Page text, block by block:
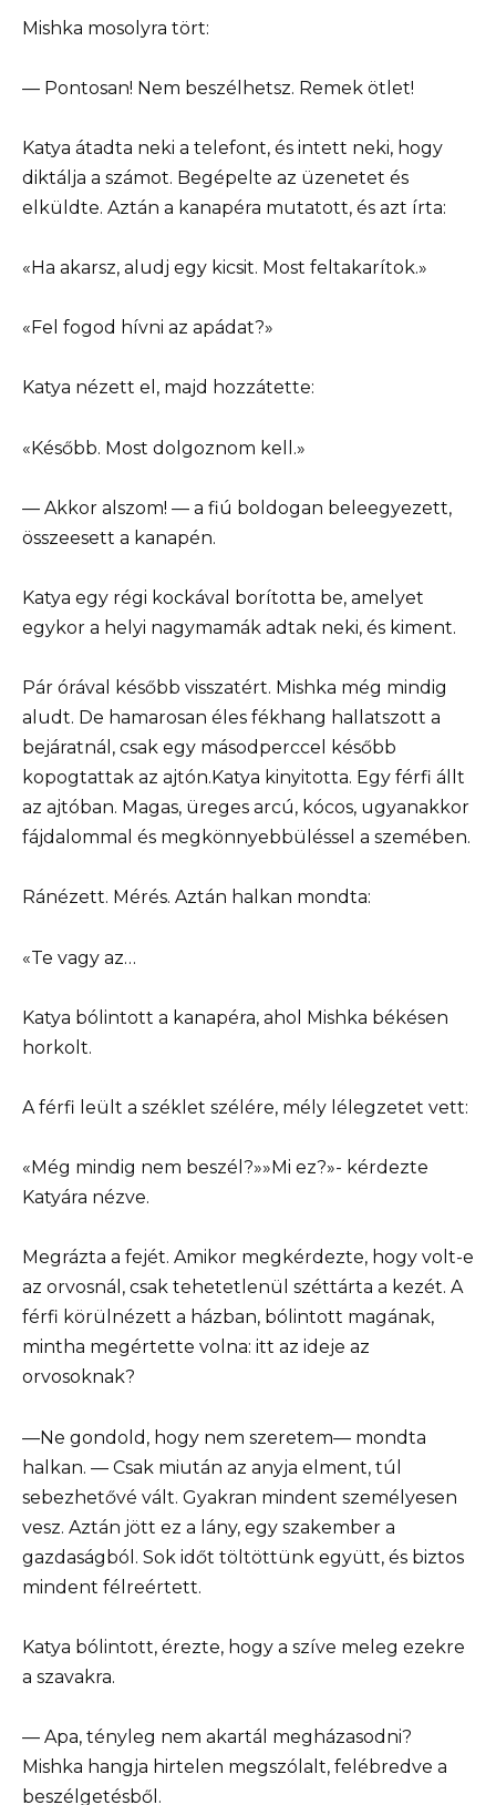
Mishka mosolyra tört:
— Pontosan! Nem beszélhetsz. Remek ötlet!
Katya átadta neki a telefont, és intett neki, hogy
diktálja a számot. Begépelte az üzenetet és
elküldte. Aztán a kanapéra mutatott, és azt írta:
«Ha akarsz, aludj egy kicsit. Most feltakarítok.»
«Fel fogod hívni az apádat?»
Katya nézett el, majd hozzátette:
«Később. Most dolgoznom kell.»
— Akkor alszom! — a fiú boldogan beleegyezett,
összeesett a kanapén.
Katya egy régi kockával borította be, amelyet
egykor a helyi nagymamák adtak neki, és kiment.
Pár órával később visszatért. Mishka még mindig
aludt. De hamarosan éles fékhang hallatszott a
bejáratnál, csak egy másodperccel később
kopogtattak az ajtón.Katya kinyitotta. Egy férfi állt
az ajtóban. Magas, üreges arcú, kócos, ugyanakkor
fájdalommal és megkönnyebbüléssel a szemében.
Ránézett. Mérés. Aztán halkan mondta:
«Te vagy az…
Katya bólintott a kanapéra, ahol Mishka békésen
horkolt.
A férfi leült a széklet szélére, mély lélegzetet vett:
«Még mindig nem beszél?»»Mi ez?»- kérdezte
Katyára nézve.
Megrázta a fejét. Amikor megkérdezte, hogy volt-e
az orvosnál, csak tehetetlenül széttárta a kezét. A
férfi körülnézett a házban, bólintott magának,
mintha megértette volna: itt az ideje az
orvosoknak?
—Ne gondold, hogy nem szeretem— mondta
halkan. — Csak miután az anyja elment, túl
sebezhetővé vált. Gyakran mindent személyesen
vesz. Aztán jött ez a lány, egy szakember a
gazdaságból. Sok időt töltöttünk együtt, és biztos
mindent félreértett.
Katya bólintott, érezte, hogy a szíve meleg ezekre
a szavakra.
— Apa, tényleg nem akartál megházasodni?
Mishka hangja hirtelen megszólalt, felébredve a
beszélgetésből.